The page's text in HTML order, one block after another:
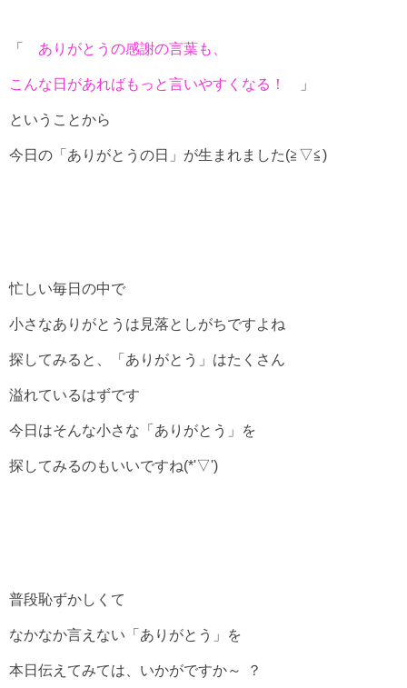
「 ありがとうの感謝の言葉も、
こんな日があればもっと言いやすくなる！ 」
ということから
今日の「ありがとうの日」が生まれました(≧▽≦)
忙しい毎日の中で
小さなありがとうは見落としがちですよね
探してみると、「ありがとう」はたくさん
溢れているはずです
今日はそんな小さな「ありがとう」を
探してみるのもいいですね(*'▽')
普段恥ずかしくて
なかなか言えない「ありがとう」を
本日伝えてみては、いかがですか～ ？